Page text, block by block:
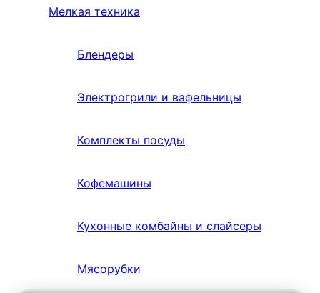
Мелкая техника
Блендеры
Электрогрили и вафельницы
Комплекты посуды
Кофемашины
Кухонные комбайны и слайсеры
Мясорубки